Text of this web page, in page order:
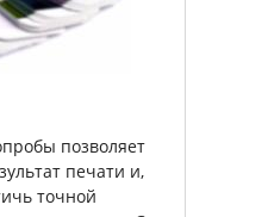
позволяет
печати и,
точной